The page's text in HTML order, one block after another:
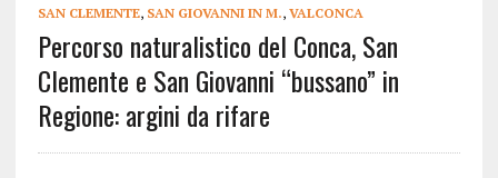
SAN CLEMENTE, SAN GIOVANNI IN M., VALCONCA
Percorso naturalistico del Conca, San
Clemente e San Giovanni “bussano” in
Regione: argini da rifare